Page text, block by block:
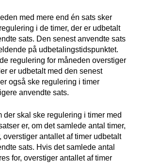
med mere end én sats sker
i de timer, der er udbetalt
sats. Den senest anvendte sats
på udbetalingstidspunktet.
regulering for måneden overstiger
er udbetalt med den senest
også ske regulering i timer
anvendte sats.
der skal ske regulering i timer med
er, om det samlede antal timer,
overstiger antallet af timer udbetalt
sats. Hvis det samlede antal
for, overstiger antallet af timer